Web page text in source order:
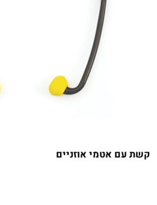
קשת עם אטמי אוזניים